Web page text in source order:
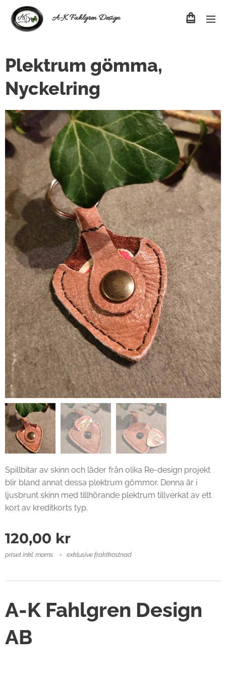
A-K Fahlgren Design
Plektrum gömma,
Nyckelring
Spillbitar av skinn och läder från olika Re-design projekt
blir bland annat dessa plektrum gömmor. Denna är i
ljusbrunt skinn med tillhörande plektrum tillverkat av ett
kort av kreditkorts typ.
120,00 kr
priset inkl. moms exklusive fraktkostnad
A-K Fahlgren Design
AB